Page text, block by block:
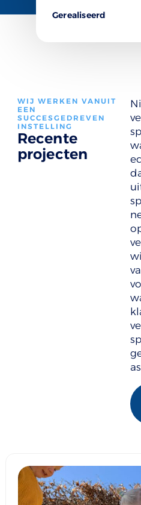
Gerealiseerd
WIJ WERKEN VANUIT
EEN
SUCCESGEDREVEN
INSTELLING
Recente
projecten